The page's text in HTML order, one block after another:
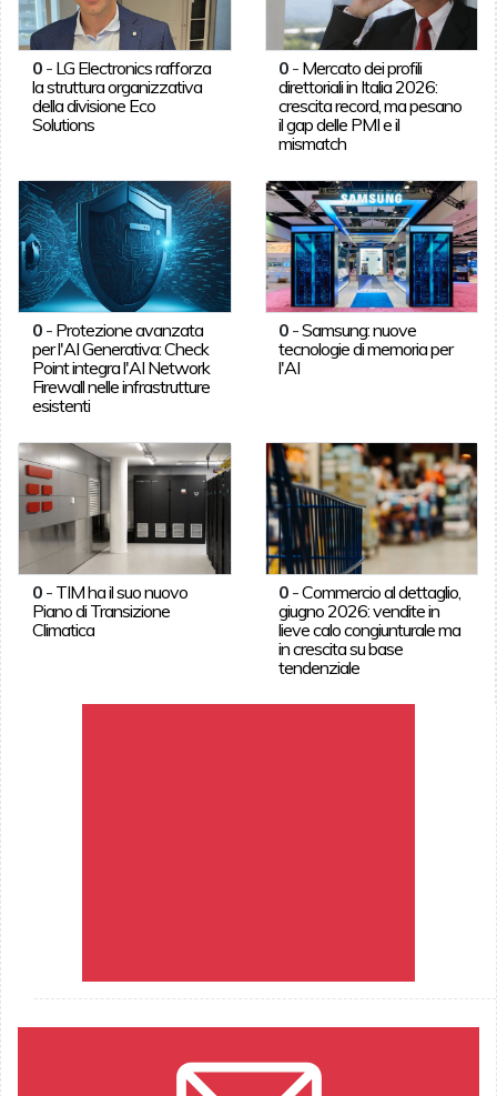
0- LG Electronics rafforza
la struttura organizzativa
della divisione Eco
Solutions
0 - Mercato dei profili
direttoriali in Italia 2026:
crescita record, ma pesano
il gap delle PMI e il
mismatch
0- Protezione avanzata
per l'AI Generativa: Check
Point integra l'AI Network
Firewall nelle infrastrutture
esistenti
0 -Samsung: nuove
tecnologie di memoria per
l'AI
0- TIM ha il suo nuovo
Piano di Transizione
Climatica
0 -Commercio al dettaglio,
giugno 2026: vendite in
lieve calo congiunturale ma
in crescita su base
tendenziale